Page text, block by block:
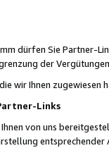
dürfen Sie Partner-
der
wir Ihnen zugewiesen
Links
von uns